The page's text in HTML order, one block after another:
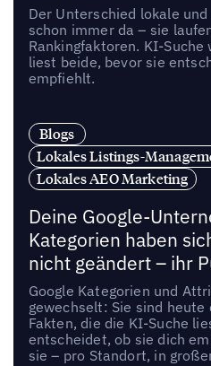
Der Unterschied lokale
schon immer da – sie
Rankingfaktoren. KI-
liest beide, bevor sie
empfiehlt.
Blogs
Lokales Listings-
Lokales AEO Marketing
Deine Google-
Kategorien haben
nicht geändert – ihr
Google Kategorien und
gewechselt: Sie sind
Fakten, die die KI-Suche
entscheidet, ob sie dich
sie – pro Standort, in